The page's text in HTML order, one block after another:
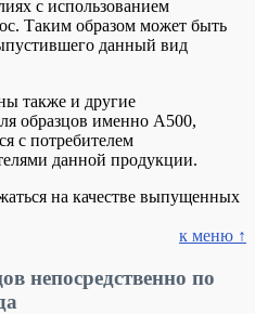
с использованием
Таким образом может быть
данный вид
также и другие
образцов именно А500,
с потребителем
данной продукции.
на качестве выпущенных
к меню ↑
непосредственно по